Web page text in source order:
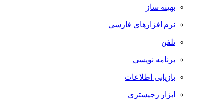
بهینه ساز
نرم افزارهای فارسی
تلفن
برنامه نویسی
بازیابی اطلاعات
ابزار رجیستری